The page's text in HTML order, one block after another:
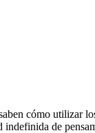
cómo utilizar
de